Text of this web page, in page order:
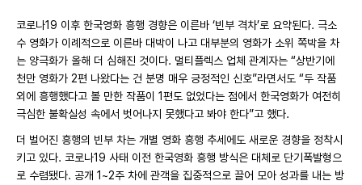
코로나19 이후 한국영화 흥행 경향은 이른바 ‘빈부 격차’로 요약된다. 극소
수 영화가 이례적으로 이른바 대박이 나고 대부분의 영화가 소위 쪽박을 차
는 양극화가 올해 더 심해진 것이다. 멀티플렉스 업체 관계자는 “상반기에
천만 영화가 2편 나왔다는 건 분명 매우 긍정적인 신호”라면서도 “두 작품
외에 흥행했다고 볼 만한 작품이 1편도 없었다는 점에서 한국영화가 여전히
극심한 불확실성 속에서 벗어나지 못했다고 봐야 한다”고 했다.
더 벌어진 흥행의 빈부 차는 개별 영화 흥행 추세에도 새로운 경향을 정착시
키고 있다. 코로나19 사태 이전 한국영화 흥행 방식은 대체로 단기폭발형으
로 수렴됐다. 공개 1~2주 차에 관객을 집중적으로 끌어 모아 성과를 내는 방